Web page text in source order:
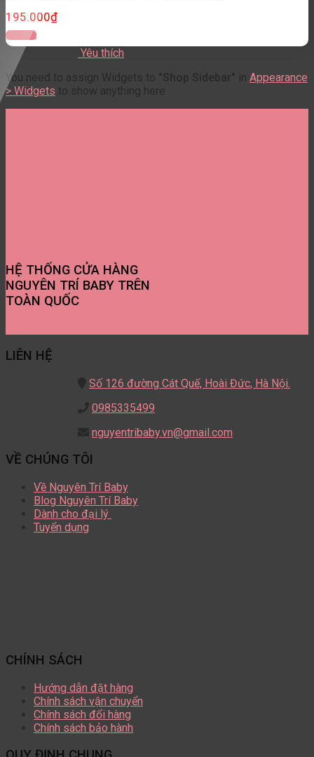
195.000₫
Đọc tiếp
Yêu thích
You need to assign Widgets to
"Shop Sidebar"
Appearance
> Widgets to show anything here
HỆ THỐNG CỬA HÀNG
NGUYÊN TRÍ BABY TRÊN
TOÀN QUỐC
LIÊN HỆ
Số 126 đường Cát Quế, Hoài Đức, Hà Nội.
0985335499
nguyentribaby.vn@gmail.com
VỀ CHÚNG TÔI
Về Nguyên Trí Baby
Blog Nguyên Trí Baby
Dành cho đại lý
Tuyển dụng
CHÍNH SÁCH
Hướng dẫn đặt hàng
Chính sách vận chuyển
Chính sách đổi hàng
Chính sách bảo hành